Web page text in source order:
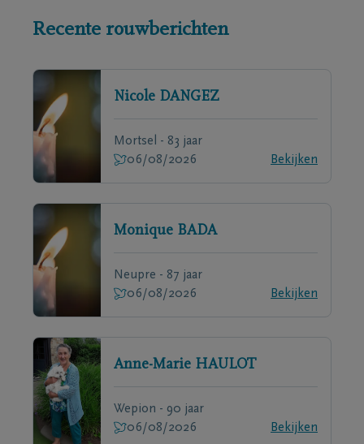
Recente rouwberichten
Nicole DANGEZ
Mortsel - 83 jaar
06/08/2026
Bekijken
Monique BADA
Neupre - 87 jaar
06/08/2026
Bekijken
Anne-Marie HAULOT
Wepion - 90 jaar
06/08/2026
Bekijken